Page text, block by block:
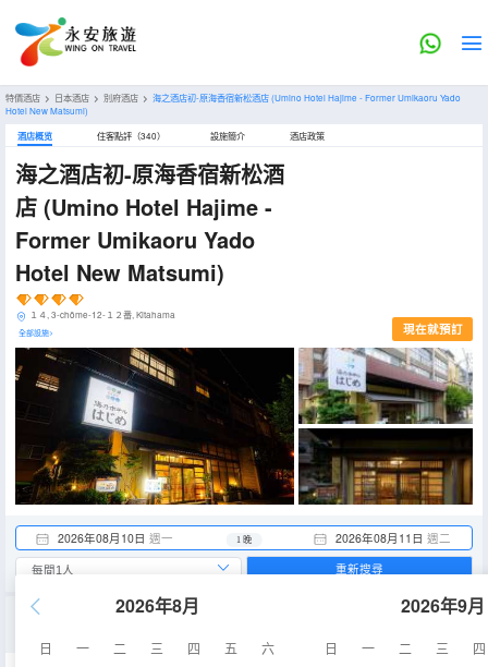
特價酒店 > 日本酒店 > 別府酒店 > 海之酒店初-原海香宿新松酒店(Umino Hotel Hajime - Former Umikaoru Yado
Hotel New Matsumi)
酒店概览 住客點評（340） 設施簡介 酒店政策
海之酒店初-原海香宿新松酒
店 (Umino Hotel Hajime -
Former Umikaoru Yado
Hotel New Matsumi)
１４, 3-chōme-12-１２番, Kitahama
全部設施> 現在就預訂
2026年08月10日 週一 2026年08月11日 週二
1 晚
2026年8月
日 一 二 三 四 五
六
2026年9月
日 一 二 三
四
重新搜尋